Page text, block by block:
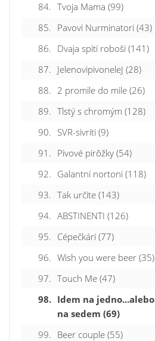
84. Tvoja Mama (99)
85. Pavovi Nurminatori (43)
86. Dvaja spití roboši (141)
87. JelenovipivoneleJ (28)
88. 2 promile do mile (26)
89. Tlstý s chromým (128)
90. SVR-sivriti (9)
91. Pivové pirôžky (54)
92. Galantní nortoni (118)
93. Tak určite (143)
94. ABSTINENTI (126)
95. Cépečkári (77)
96. Wish you were beer (35)
97. Touch Me (47)
98. Idem na jedno...alebo
na sedem (69)
99. Beer couple (55)